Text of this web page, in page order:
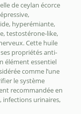
de ceylan écorce
hyperémiante,
testostérone-like,
Cette huile
propriétés anti-
élément essentiel
comme l’une
le système
recommandée en
infections urinaires,